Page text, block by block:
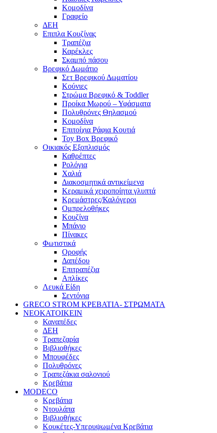
Κομοδίνα
Γραφείο
ΔΕΗ
Επιπλα Κουζίνας
Τραπέζια
Καρέκλες
Σκαμπό πάσου
Βρεφικό Δωμάτιο
Σετ Βρεφικού Δωματίου
Κούνιες
Στρώμα Βρεφικό & Toddler
Προίκα Μωρού – Υφάσματα
Πολυθρόνες Θηλασμού
Κομοδίνα
Επιτοίχια Ράφια Κουτιά
Toy Box Βρεφικό
Οικιακός Εξοπλισμός
Καθρέπτες
Ρολόγια
Χαλιά
Διακοσμητικά αντικείμενα
Κεραμικά χειροποίητα γλυπτά
Κρεμάστρες/Καλόγεροι
Ομπρελοθήκες
Κουζίνα
Μπάνιο
Πίνακες
Φωτιστικά
Οροφής
Δαπέδου
Επιτραπέζια
Απλίκες
Λευκά Είδη
Σεντόνια
GRECO STROM ΚΡΕΒΑΤΙΑ- ΣΤΡΩΜΑΤΑ
ΝΕΟΚΑΤΟΙΚΕΙΝ
Καναπέδες
ΔΕΗ
Τραπεζαρία
Βιβλιοθήκες
Μπουφέδες
Πολυθρόνες
Τραπεζάκια σαλονιού
Κρεβάτια
MODECO
Κρεβάτια
Ντουλάπα
Βιβλιοθήκες
Κουκέτες-Υπερυψωμένα Κρεβάτια